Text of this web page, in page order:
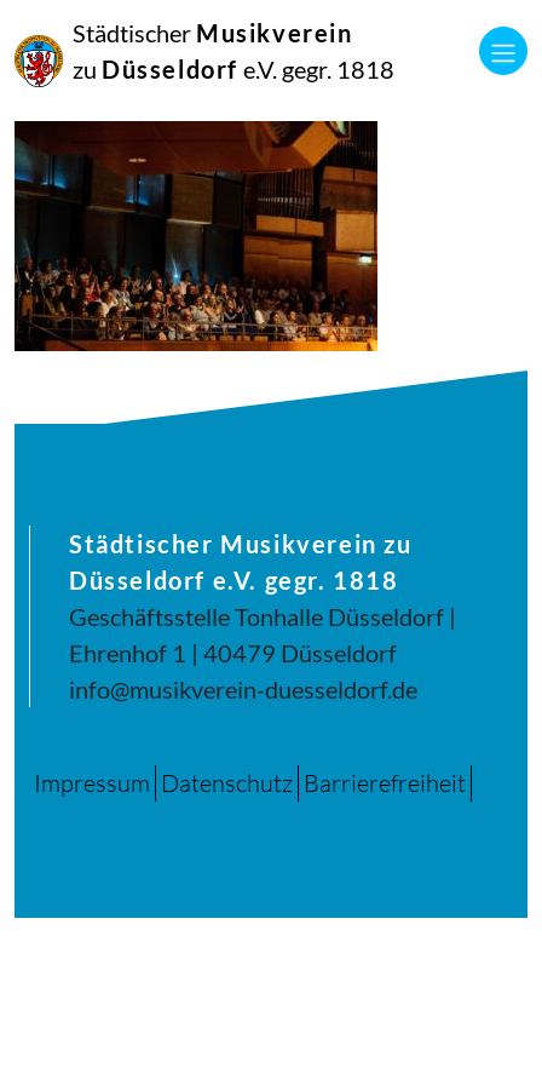
Städtischer Musikverein
zu Düsseldorf e.V. gegr. 1818
Juli
2025
Manfred Hill
Städtischer Musikverein zu
Düsseldorf e.V. gegr. 1818
Geschäftsstelle Tonhalle Düsseldorf |
Ehrenhof 1 | 40479 Düsseldorf
info@musikverein-duesseldorf.de
Impressum Datenschutz Barrierefreiheit